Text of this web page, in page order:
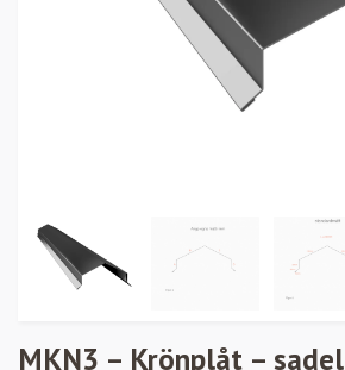
MKN3 – Krönplåt – sadel